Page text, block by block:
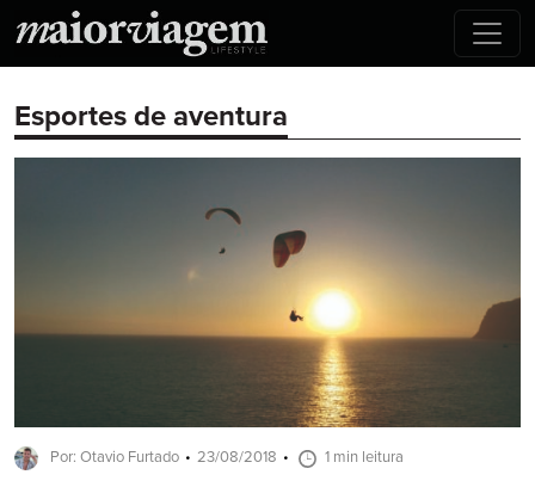
Esportes de aventura
Por: Otavio Furtado 23/08/2018 1 min leitura